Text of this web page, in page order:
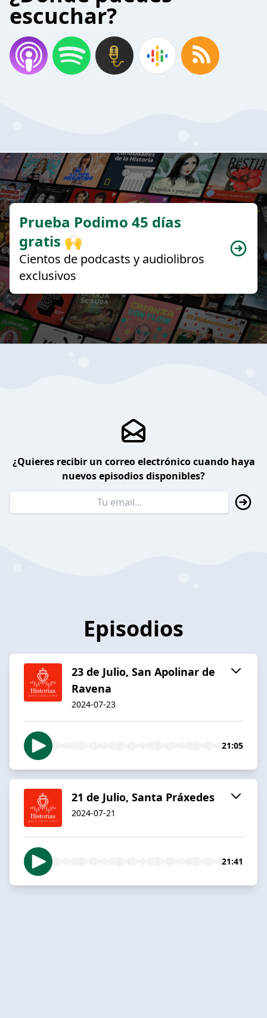
escuchar?
Prueba Podimo 45 días
gratis 🙌
Cientos de podcasts y audiolibros
exclusivos
¿Quieres recibir un correo electrónico cuando haya
nuevos episodios disponibles?
Episodios
23 de Julio, San Apolinar de
Ravena
2024-07-23
21:05
21 de Julio, Santa Práxedes
2024-07-21
21:41